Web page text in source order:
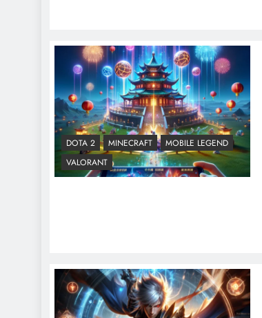
DOTA 2 MINECRAFT
MOBILE LEGEND
VALORANT